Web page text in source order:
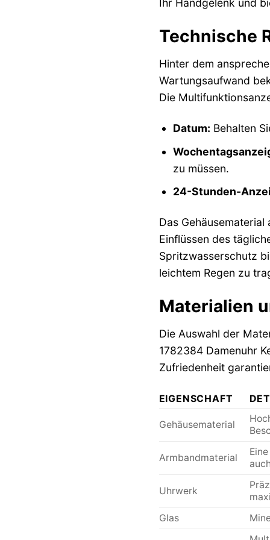
Ihr Handgelenk und
Technische
Hinter dem
Wartungsaufwand
Die
Datum: Behalten
zu müssen.
24-Stunden-
Das
Einflüssen des
Spritzwasserschutz
leichtem Regen zu
Materialien
Die Auswahl der
1782384 Damenuhr
Zufriedenheit
EIGENSCHAFT
Gehäusematerial
Armbandmaterial
Uhrwerk
Glas